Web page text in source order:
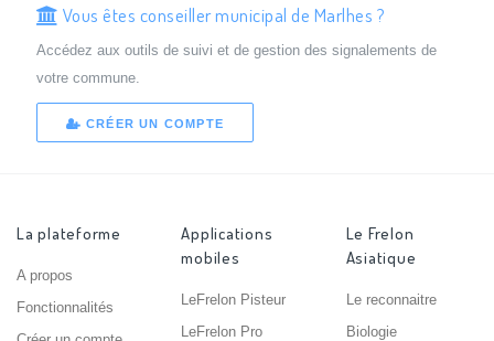
Vous êtes conseiller municipal de Marlhes ?
Accédez aux outils de suivi et de gestion des signalements de
votre commune.
CRÉER UN COMPTE
La plateforme
A propos
Fonctionnalités
Applications
mobiles
LeFrelon Pisteur
LeFrelon Pro
Le Frelon
Asiatique
Le reconnaitre
Biologie